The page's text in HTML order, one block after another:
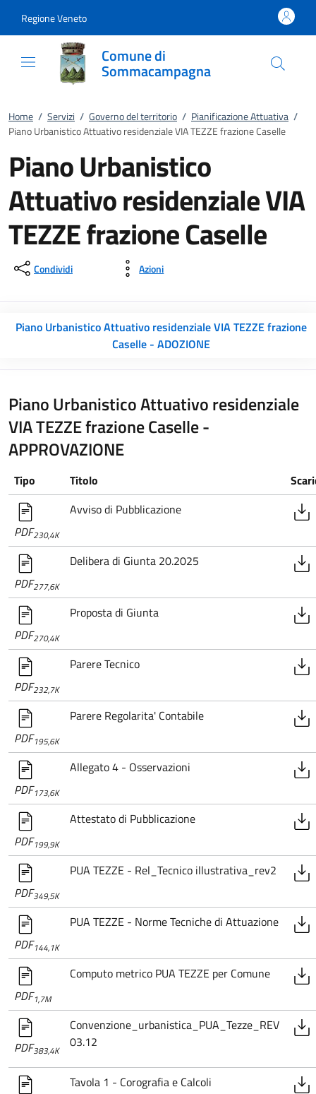
Regione Veneto
Comune di
Sommacampagna
Home / Servizi / Governo del territorio / Pianificazione Attuativa /
Piano Urbanistico Attuativo residenziale VIA TEZZE frazione Caselle
Piano Urbanistico
Attuativo residenziale VIA
TEZZE frazione Caselle
Condividi Azioni
Piano Urbanistico Attuativo residenziale VIA TEZZE frazione
Caselle - ADOZIONE
Piano Urbanistico Attuativo residenziale
VIA TEZZE frazione Caselle -
APPROVAZIONE
Tipo Titolo
PDF230,4K
Avviso di Pubblicazione
PDF277,6K
Delibera di Giunta 20.2025
PDF270,4K
Proposta di Giunta
PDF232,7K
Parere Tecnico
PDF195,6K
Parere Regolarita' Contabile
PDF173,6K
Allegato 4 - Osservazioni
PDF199,9K
Attestato di Pubblicazione
PDF349,5K
PUA TEZZE - Rel_Tecnico illustrativa_rev2
PDF144,1K
PUA TEZZE - Norme Tecniche di Attuazione
PDF1,7M
Computo metrico PUA TEZZE per Comune
PDF383,4K
Convenzione_urbanistica_PUA_Tezze_REV
03.12
Tavola 1 - Corografia e Calcoli